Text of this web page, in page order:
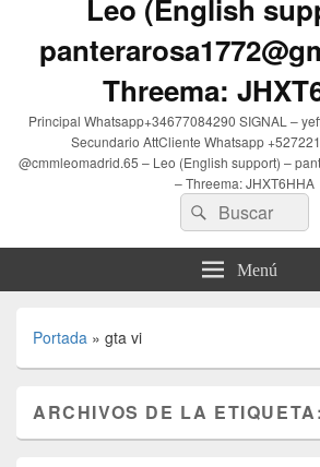
Leo (English
Threema:
Principal Whatsapp+34677084290 SIGNAL –
Secundario AttCliente Whatsapp
@cmmleomadrid.65 – Leo (English support) –
– Threema: JHXT6HHA
Buscar
por:
Buscar
Menú
Portada » gta vi
ARCHIVOS DE LA